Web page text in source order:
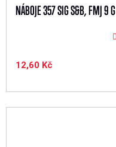
NÁBOJE 357 SIG S&B, FMJ 9 G
12,60 Kč